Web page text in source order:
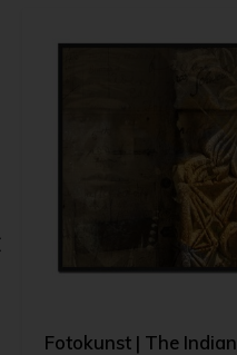
Fotokunst | The Indian